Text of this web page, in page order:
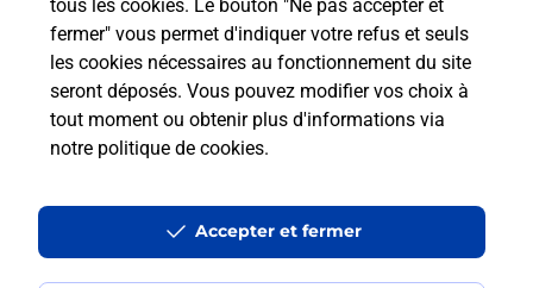
tous les cookies. Le bouton "Ne pas accepter et
fermer" vous permet d'indiquer votre refus et seuls
les cookies nécessaires au fonctionnement du site
seront déposés. Vous pouvez modifier vos choix à
tout moment ou obtenir plus d'informations via
notre politique de cookies.
Accepter et fermer
numéro de mobile gratuitement ?
Est-ce que je peux bénéficier de la 5G
avec La Poste Mobile ?
à l’étranger avec La Poste Mobile ?
Est-ce que je peux payer mon